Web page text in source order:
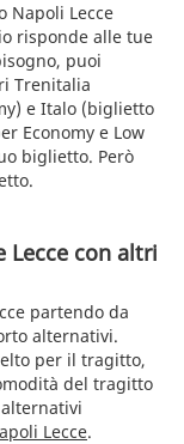
Napoli Lecce
risponde alle tue
puoi
Trenitalia
e Italo (biglietto
Economy e Low
biglietto. Però
Lecce con altri
partendo da
alternativi.
per il tragitto,
del tragitto
Lecce.